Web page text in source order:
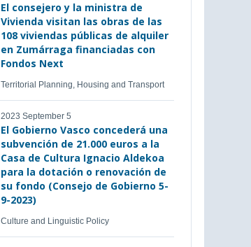
El consejero y la ministra de
Vivienda visitan las obras de las
108 viviendas públicas de alquiler
en Zumárraga financiadas con
Fondos Next
Territorial Planning, Housing and Transport
2023 September 5
El Gobierno Vasco concederá una
subvención de 21.000 euros a la
Casa de Cultura Ignacio Aldekoa
para la dotación o renovación de
su fondo (Consejo de Gobierno 5-
9-2023)
Culture and Linguistic Policy